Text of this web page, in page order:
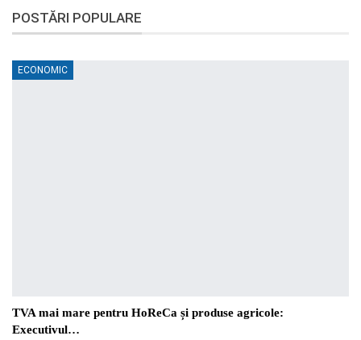
POSTĂRI POPULARE
ECONOMIC
TVA mai mare pentru HoReCa și produse agricole:
Executivul…